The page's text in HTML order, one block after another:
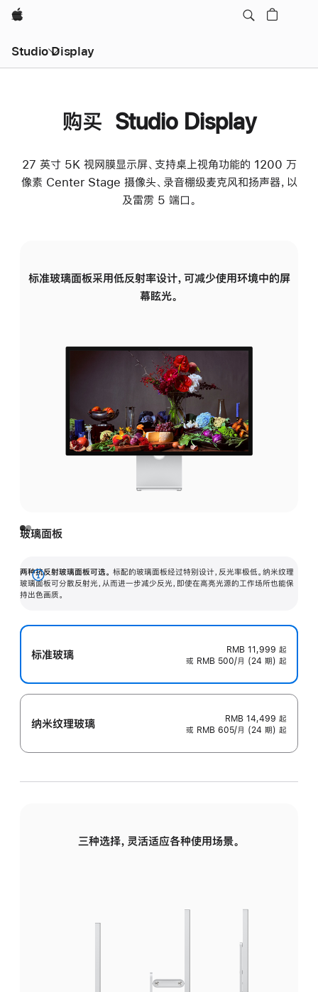
Apple
Studio Display
购买 Studio Display
27 英寸 5K 视网膜显示屏、支持桌上视角功能的 1200 万
像素 Center Stage 摄像头、录音棚级麦克风和扬声器，以
及雷雳 5 端口。
标准玻璃面板采用低反射率设计，可减少使用环境中的屏
幕眩光。
玻璃面板
两种抗反射玻璃面板可选。 标配的玻璃面板经过特别设计，反光率极低。纳米纹理
玻璃面板可分散反射光，从而进一步减少反光，即使在高亮光源的工作场所也能保
持出色画质。
展
开
标准玻璃 RMB 11,999 起
或 RMB 500/月 (24 期) 起
纳米纹理玻璃 RMB 14,499 起
或 RMB 605/月 (24 期) 起
三种选择，灵活适应各种使用场景。